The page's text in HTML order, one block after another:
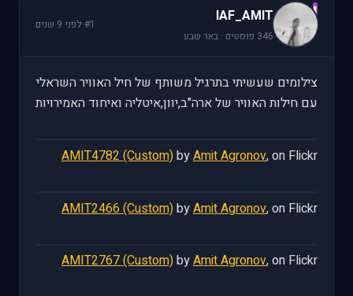
I
IAF_AMIT
346 פוסטים · באר שבע
#1
·לפני 9 שנים
צילומים שעשיתי בתרגיל משותף של חיל האוויר השראלי
עם חילות האוויר של ארה"ב,יוון,איטליה ואיחוד האמירויות
AMIT4782 (Custom)byAmit Agronov, on Flickr
AMIT2466 (Custom)byAmit Agronov, on Flickr
AMIT2767 (Custom)byAmit Agronov, on Flickr